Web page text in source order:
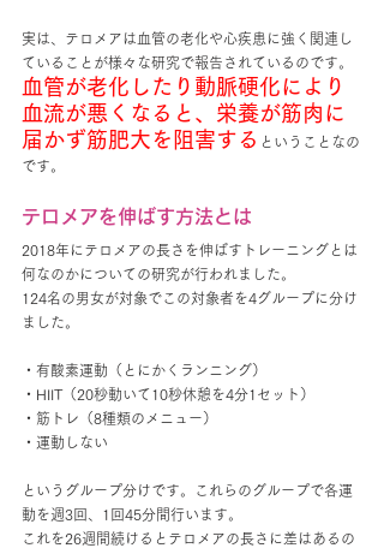
実は、テロメアは血管の老化や心疾患に強く関連し
ていることが様々な研究で報告されているのです。
血管が老化したり動脈硬化により
血流が悪くなると、栄養が筋肉に
届かず筋肥大を阻害する ということなの
です。
テロメアを伸ばす方法とは
2018年にテロメアの長さを伸ばすトレーニングとは
何なのかについての研究が行われました。
124名の男女が対象でこの対象者を4グループに分け
ました。
・有酸素運動（とにかくランニング）
・HIIT（20秒動いて10秒休憩を4分1セット）
・筋トレ（8種類のメニュー）
・運動しない
というグループ分けです。これらのグループで各運
動を週3回、1回45分間行います。
これを26週間続けるとテロメアの長さに差はあるの